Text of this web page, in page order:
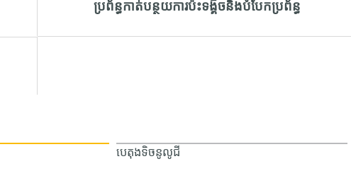
ប្រព័ន្ធកាត់បន្ថយការប៉ះទង្គិចនិងបំបែកប្រព័ន្ធ
បេតុងទិចនូលូជី